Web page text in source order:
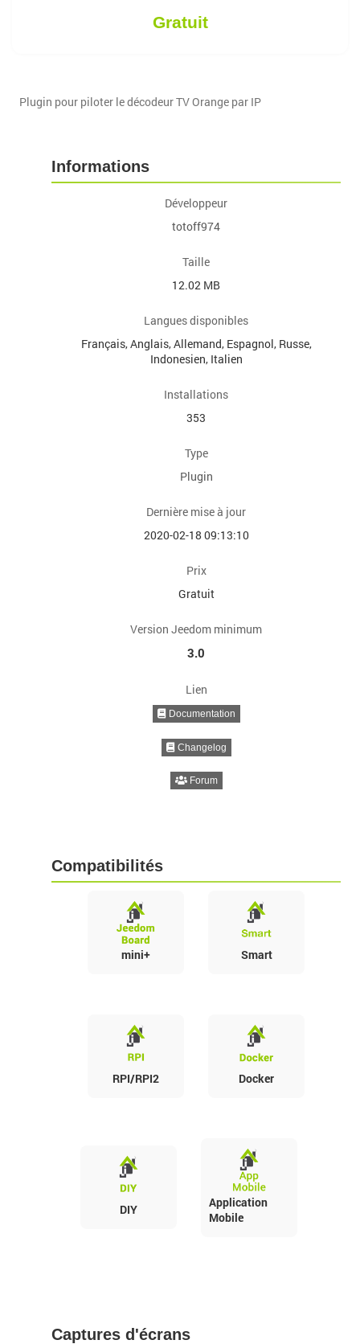
Gratuit
Plugin pour piloter le décodeur TV Orange par IP
Informations
Développeur
totoff974
Taille
12.02 MB
Langues disponibles
Français, Anglais, Allemand, Espagnol, Russe,
Indonesien, Italien
Installations
353
Type
Plugin
Dernière mise à jour
2020-02-18 09:13:10
Prix
Gratuit
Version Jeedom minimum
3.0
Lien
Documentation
Changelog
Forum
Compatibilités
mini+ Smart
RPI/RPI2 Docker
DIY
Application
Mobile
Captures d'écrans